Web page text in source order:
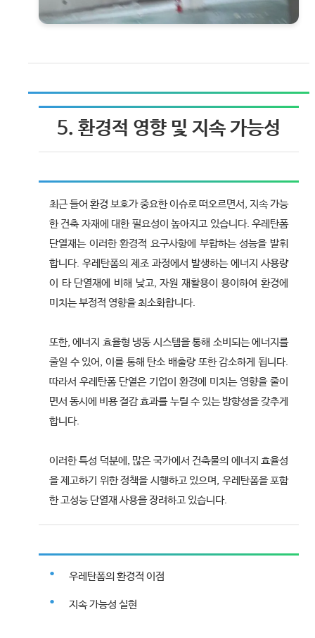
5. 환경적 영향 및 지속 가능성
최근 들어 환경 보호가 중요한 이슈로 떠오르면서, 지속 가능
한 건축 자재에 대한 필요성이 높아지고 있습니다. 우레탄폼
단열재는 이러한 환경적 요구사항에 부합하는 성능을 발휘
합니다. 우레탄폼의 제조 과정에서 발생하는 에너지 사용량
이 타 단열재에 비해 낮고, 자원 재활용이 용이하여 환경에
미치는 부정적 영향을 최소화합니다.
또한, 에너지 효율형 냉동 시스템을 통해 소비되는 에너지를
줄일 수 있어, 이를 통해 탄소 배출량 또한 감소하게 됩니다.
따라서 우레탄폼 단열은 기업이 환경에 미치는 영향을 줄이
면서 동시에 비용 절감 효과를 누릴 수 있는 방향성을 갖추게
합니다.
이러한 특성 덕분에, 많은 국가에서 건축물의 에너지 효율성
을 제고하기 위한 정책을 시행하고 있으며, 우레탄폼을 포함
한 고성능 단열재 사용을 장려하고 있습니다.
우레탄폼의 환경적 이점
지속 가능성 실현